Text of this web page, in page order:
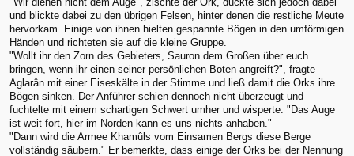
und blickte dabei zu den übrigen Felsen, hinter denen die restliche Meute
hervorkam. Einige von ihnen hielten gespannte Bögen in den umförmigen
Händen und richteten sie auf die kleine Gruppe.
"Wollt ihr den Zorn des Gebieters, Sauron dem Großen über euch
bringen, wenn ihr einen seiner persönlichen Boten angreift?", fragte
Aglarân mit einer Eiseskälte in der Stimme und ließ damit die Orks ihre
Bögen sinken. Der Anführer schien dennoch nicht überzeugt und
fuchtelte mit einem schartigen Schwert umher und wisperte: "Das Auge
ist weit fort, hier im Norden kann es uns nichts anhaben."
"Dann wird die Armee Khamûls vom Einsamen Bergs diese Berge
vollständig säubern." Er bemerkte, dass einige der Orks bei der Nennung